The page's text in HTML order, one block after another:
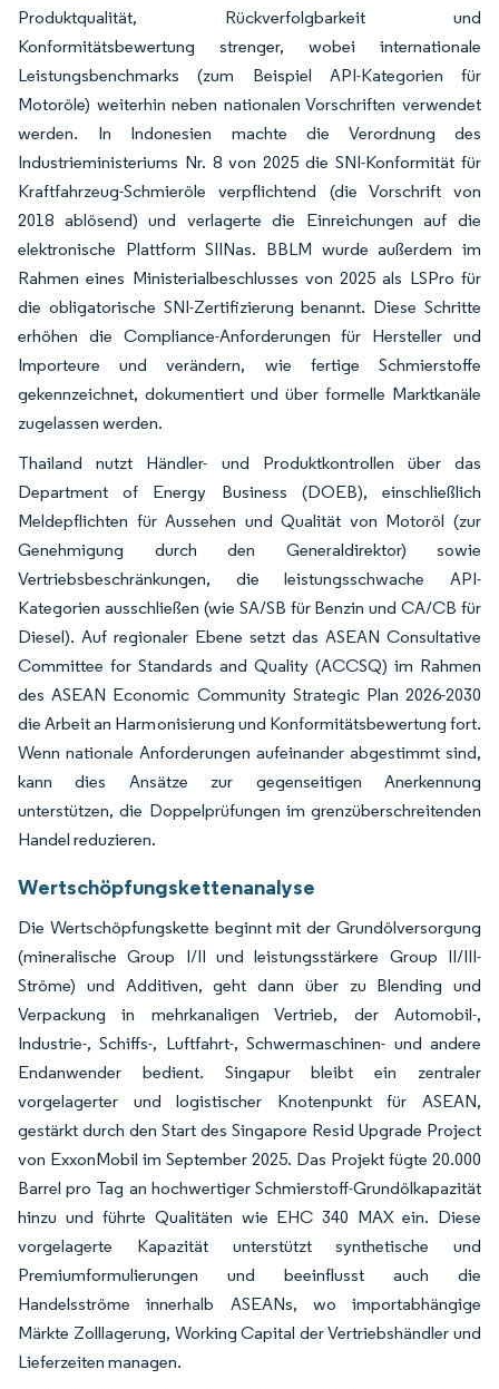
Produktqualität, Rückverfolgbarkeit und
Konformitätsbewertung strenger, wobei internationale
Leistungsbenchmarks (zum Beispiel API-Kategorien für
Motoröle) weiterhin neben nationalen Vorschriften verwendet
werden. In Indonesien machte die Verordnung des
Industrieministeriums Nr. 8 von 2025 die SNI-Konformität für
Kraftfahrzeug-Schmieröle verpflichtend (die Vorschrift von
2018 ablösend) und verlagerte die Einreichungen auf die
elektronische Plattform SIINas. BBLM wurde außerdem im
Rahmen eines Ministerialbeschlusses von 2025 als LSPro für
die obligatorische SNI-Zertifizierung benannt. Diese Schritte
erhöhen die Compliance-Anforderungen für Hersteller und
Importeure und verändern, wie fertige Schmierstoffe
gekennzeichnet, dokumentiert und über formelle Marktkanäle
zugelassen werden.
Thailand nutzt Händler- und Produktkontrollen über das
Department of Energy Business (DOEB), einschließlich
Meldepflichten für Aussehen und Qualität von Motoröl (zur
Genehmigung durch den Generaldirektor) sowie
Vertriebsbeschränkungen, die leistungsschwache API-
Kategorien ausschließen (wie SA/SB für Benzin und CA/CB für
Diesel). Auf regionaler Ebene setzt das ASEAN Consultative
Committee for Standards and Quality (ACCSQ) im Rahmen
des ASEAN Economic Community Strategic Plan 2026-2030
die Arbeit an Harmonisierung und Konformitätsbewertung fort.
Wenn nationale Anforderungen aufeinander abgestimmt sind,
kann dies Ansätze zur gegenseitigen Anerkennung
unterstützen, die Doppelprüfungen im grenzüberschreitenden
Handel reduzieren.
Wertschöpfungskettenanalyse
Die Wertschöpfungskette beginnt mit der Grundölversorgung
(mineralische Group I/II und leistungsstärkere Group II/III-
Ströme) und Additiven, geht dann über zu Blending und
Verpackung in mehrkanaligen Vertrieb, der Automobil-,
Industrie-, Schiffs-, Luftfahrt-, Schwermaschinen- und andere
Endanwender bedient. Singapur bleibt ein zentraler
vorgelagerter und logistischer Knotenpunkt für ASEAN,
gestärkt durch den Start des Singapore Resid Upgrade Project
von ExxonMobil im September 2025. Das Projekt fügte 20.000
Barrel pro Tag an hochwertiger Schmierstoff-Grundölkapazität
hinzu und führte Qualitäten wie EHC 340 MAX ein. Diese
vorgelagerte Kapazität unterstützt synthetische und
Premiumformulierungen und beeinflusst auch die
Handelsströme innerhalb ASEANs, wo importabhängige
Märkte Zolllagerung, Working Capital der Vertriebshändler und
Lieferzeiten managen.